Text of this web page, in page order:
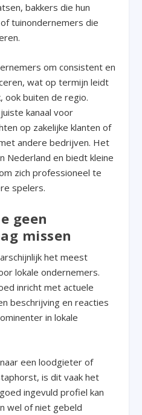
bakkers die hun
tuinondernemers die
om consistent en
wat op termijn leidt
ook buiten de regio.
kanaal voor
op zakelijke klanten of
andere bedrijven. Het
Nederland en biedt kleine
zich professioneel te
spelers.
geen
missen
het meest
lokale ondernemers.
inricht met actuele
beschrijving en reacties
in lokale
een loodgieter of
is dit vaak het
ingevuld profiel kan
wel of niet gebeld